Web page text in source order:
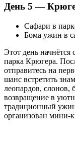
День 5 —
Сафари в
Бома ужин в
Этот день начнётся
парка Крюгера.
отправитесь на
шанс встретить
леопардов, слонов,
возвращение в
традиционный ужин
организован мини-